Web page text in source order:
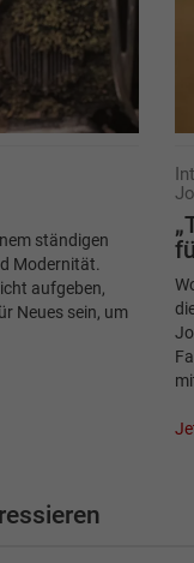
ständigen
Modernität.
aufgeben,
Neues sein, um